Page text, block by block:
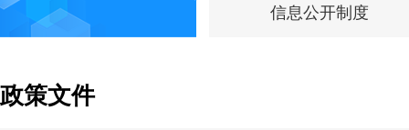
信息公开制度
政策文件